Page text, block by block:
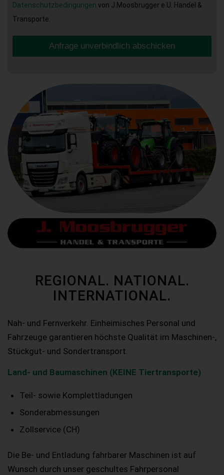
Datenschutzbedingungen von J.Moosbrugger e.U. Handel &
Transporte.
Anfrage unverbindlich abschicken
REGIONAL. NATIONAL.
INTERNATIONAL.
Nah- und Fernverkehr. Einheimisches Personal und
Fahrzeuge garantieren höchste Qualität im Maschinen-,
Stückgut- und Sondertransport.
Land- und Baumaschinen (KEINE Tiertransporte)
Teil- sowie Komplettladungen
Sonderabmessungen
Zollservice (CH)
Die Be- und Entladung fahrbarer Maschinen ist auf
Wunsch durch unser geschultes Fahrpersonal